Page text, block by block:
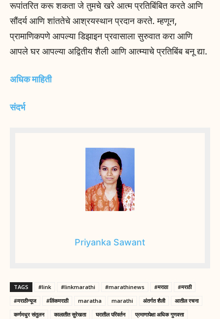
रूपांतरित करू शकता जे तुमचे खरे आत्म प्रतिबिंबित करते आणि
सौंदर्य आणि शांततेचे आश्रयस्थान प्रदान करते. म्हणून,
प्रामाणिकपणे आपल्या डिझाइन प्रवासाला सुरुवात करा आणि
आपले घर आपल्या अद्वितीय शैली आणि आत्म्याचे प्रतिबिंब बनू द्या.
अधिक माहिती
संदर्भ
Priyanka Sawant
TAGS #link #linkmarathi #marathinews #मराठा
#मराठी
#मराठीन्यूज
#लिंकमराठी maratha marathi अंतर्गत शैली
आतील रचना
कर्णमधुर संतुलन
कालातीत सुरेखता घरातील परिवर्तन
प्रमाणापेक्षा अधिक गुणवत्ता